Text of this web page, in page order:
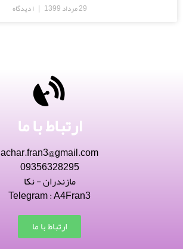
29 مرداد 1399
۱ دیدگاه
ارتباط با ما
achar.fran3@gmail.com
09356328295
مازندران - نکا
Telegram : A4Fran3
ارتباط با ما